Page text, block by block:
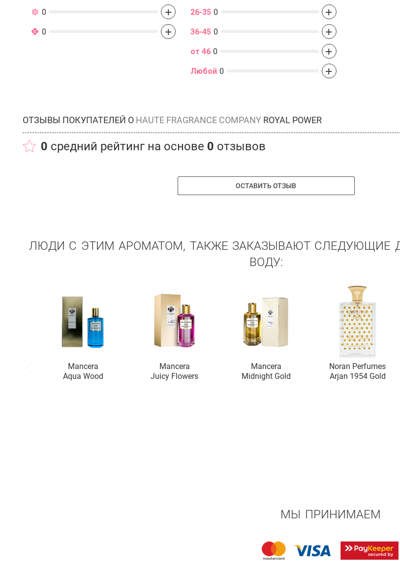
0 +
0 +
26-35 0 +
36-45 0 +
от 46 0 +
Любой 0 +
ОТЗЫВЫ ПОКУПАТЕЛЕЙ О HAUTE FRAGRANCE COMPANY ROYAL POWER
0 средний рейтинг на основе 0 отзывов
ОСТАВИТЬ ОТЗЫВ
ЛЮДИ С ЭТИМ АРОМАТОМ, ТАКЖЕ ЗАКАЗЫВАЮТ СЛЕДУЮЩИЕ
ВОДУ:
Mancera
Aqua Wood
Mancera
Juicy Flowers
Mancera
Midnight Gold
Noran Perfumes
Arjan 1954 Gold
МЫ ПРИНИМАЕМ